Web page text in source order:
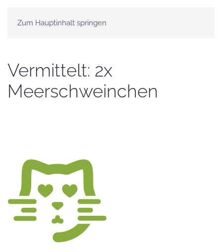
Zum Hauptinhalt springen
Vermittelt: 2x
Meerschweinchen